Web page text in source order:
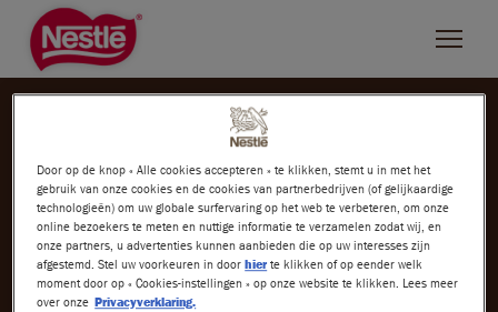
main
content
NESTLÉ MERKEN
L'Atelier
Bros
ROLO IJS RECEPTEN
Filter ijs recepten op merk
Nestlé Rolo Rolo Recepten Rolo Recepten Ijs
Door op de knop « Alle cookies accepteren » te klikken, stemt u in met het
gebruik van onze cookies en de cookies van partnerbedrijven (of gelijkaardige
technologieën) om uw globale surfervaring op het web te verbeteren, om onze
online bezoekers te meten en nuttige informatie te verzamelen zodat wij, en
onze partners, u advertenties kunnen aanbieden die op uw interesses zijn
afgestemd. Stel uw voorkeuren in doorhier te klikken of op eender welk
moment door op « Cookies-instellingen » op onze website te klikken. Lees meer
over onze Privacyverklaring.